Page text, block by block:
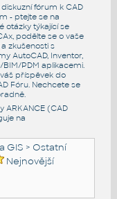
diskuzní fórum k CAD
- ptejte se na
otázky týkající se
podělte se o vaše
zkušenosti s
AutoCAD, Inventor,
BIM/PDM aplikacemi.
příspěvek do
Fóru. Nechcete se
.
(CAD
na
GIS > Ostatní
Nejnovější